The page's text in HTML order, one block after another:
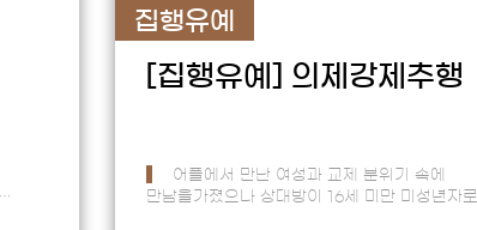
집행유예
[집행유예] 의제강제추행
어플에서 만난 여성과 교제 분위기 속에
만남을가졌으나 상대방이 16세 미만 미성년자로